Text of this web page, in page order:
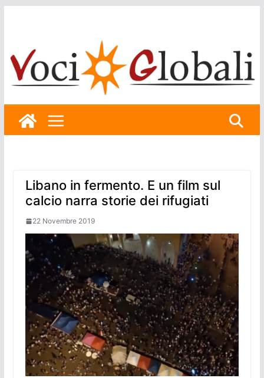
Libano in fermento. E un film sul
calcio narra storie dei rifugiati
22 Novembre 2019